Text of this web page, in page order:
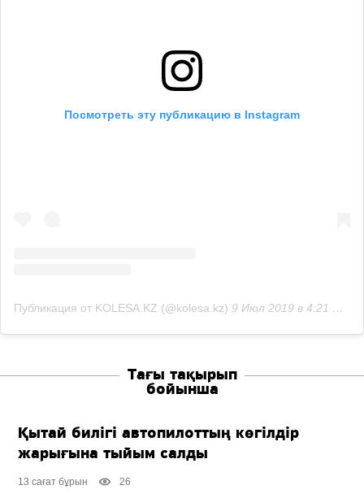
Посмотреть эту публикацию в Instagram
Публикация от KOLESA.KZ (@kolesa.kz) 9 Июл 2019 в 4:21 PDT
Тағы тақырып
бойынша
Қытай билігі автопилоттың көгілдір
жарығына тыйым салды
13 сағат бұрын 26